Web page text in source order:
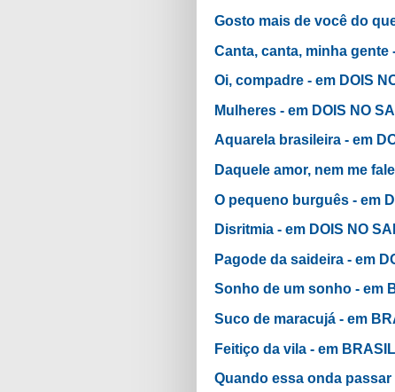
Gosto mais de você do
Canta, canta, minha gente
Oi, compadre - em DOIS
Mulheres - em DOIS NO
Aquarela brasileira - em
Daquele amor, nem me
O pequeno burguês - em
Disritmia - em DOIS NO
Pagode da saideira - em
Sonho de um sonho - em
Suco de maracujá - em
Feitiço da vila - em
Quando essa onda passar